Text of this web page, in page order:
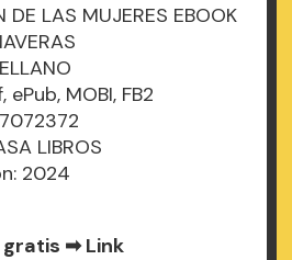
DE LAS MUJERES EBOOK
MOBI, FB2
LIBROS
2024
gratis ➡Link